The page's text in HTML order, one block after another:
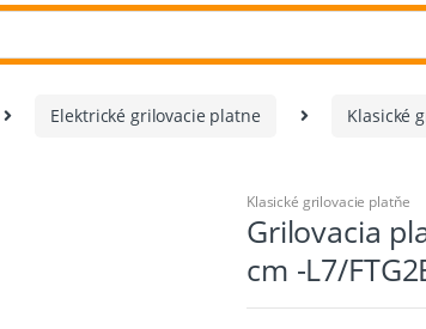
Elektrické grilovacie platne Klasické
Klasické grilovacie platňe
Grilovacia
cm -L7/